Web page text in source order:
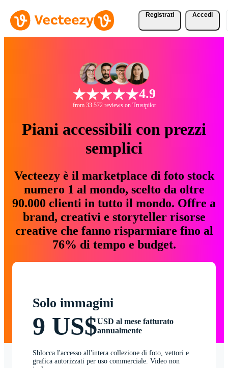
Registrati Accedi
4.9
from 33.572 reviews on Trustpilot
Piani accessibili con prezzi
semplici
Vecteezy è il marketplace di foto stock
numero 1 al mondo, scelto da oltre
90.000 clienti in tutto il mondo. Offre a
brand, creativi e storyteller risorse
creative che fanno risparmiare fino al
76% di tempo e budget.
Solo immagini
9 US$USD al mese fatturato
annualmente
Sblocca l'accesso all'intera collezione di foto, vettori e
grafica autorizzati per uso commerciale. Video non